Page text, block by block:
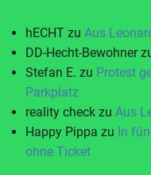
hECHT zu Aus
DD-Hecht-Bewohner
Stefan E. zu Protest
Parkplatz
reality check zu Aus
Happy Pippa zu In
ohne Ticket